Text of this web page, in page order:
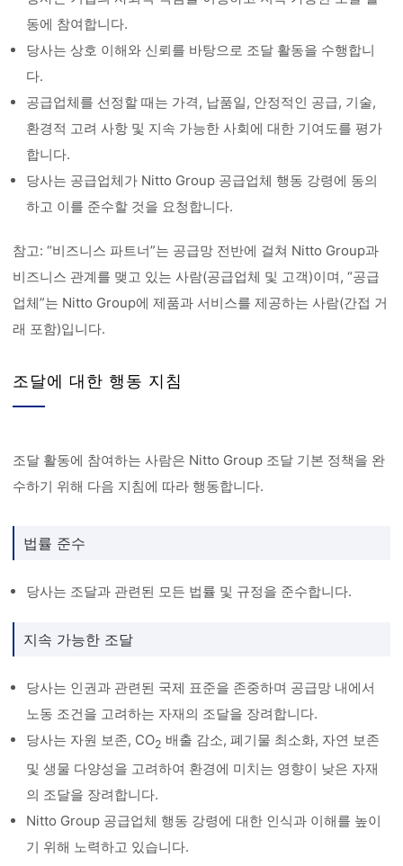
동에 참여합니다.
당사는 상호 이해와 신뢰를 바탕으로 조달 활동을 수행합니
다.
공급업체를 선정할 때는 가격, 납품일, 안정적인 공급, 기술,
환경적 고려 사항 및 지속 가능한 사회에 대한 기여도를 평가
합니다.
당사는 공급업체가 Nitto Group 공급업체 행동 강령에 동의
하고 이를 준수할 것을 요청합니다.
참고: “비즈니스 파트너”는 공급망 전반에 걸쳐 Nitto Group과
비즈니스 관계를 맺고 있는 사람(공급업체 및 고객)이며, “공급
업체”는 Nitto Group에 제품과 서비스를 제공하는 사람(간접 거
래 포함)입니다.
조달에 대한 행동 지침
조달 활동에 참여하는 사람은 Nitto Group 조달 기본 정책을 완
수하기 위해 다음 지침에 따라 행동합니다.
법률 준수
당사는 조달과 관련된 모든 법률 및 규정을 준수합니다.
지속 가능한 조달
당사는 인권과 관련된 국제 표준을 존중하며 공급망 내에서
노동 조건을 고려하는 자재의 조달을 장려합니다.
당사는 자원 보존, CO2 배출 감소, 폐기물 최소화, 자연 보존
및 생물 다양성을 고려하여 환경에 미치는 영향이 낮은 자재
의 조달을 장려합니다.
Nitto Group 공급업체 행동 강령에 대한 인식과 이해를 높이
기 위해 노력하고 있습니다.